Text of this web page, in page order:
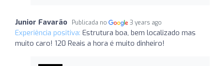
Junior Favarão Publicada no 3 years ago
Experiência positiva: Estrutura boa, bem localizado mas
muito caro! 120 Reais a hora é muito dinheiro!